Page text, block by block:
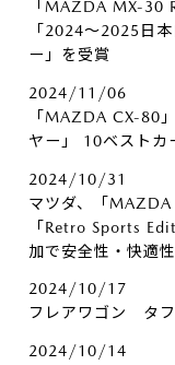
「MAZDA MX-30
「2024～2025日
ー」を受賞
2024/11/06
「MAZDA CX-80
ヤー」 10ベストカ
2024/10/31
マツダ、「
「Retro Sports
加で安全性・快適
2024/10/17
フレアワゴン タフ
2024/10/14